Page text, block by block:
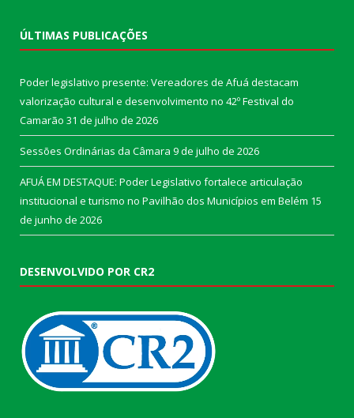
ÚLTIMAS PUBLICAÇÕES
Poder legislativo presente: Vereadores de Afuá destacam
valorização cultural e desenvolvimento no 42º Festival do
Camarão 31 de julho de 2026
Sessões Ordinárias da Câmara 9 de julho de 2026
AFUÁ EM DESTAQUE: Poder Legislativo fortalece articulação
institucional e turismo no Pavilhão dos Municípios em Belém 15
de junho de 2026
DESENVOLVIDO POR CR2